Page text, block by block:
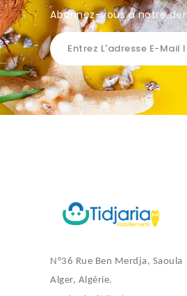
Abonnez-vous à notre
N°36 Rue Ben Merdja, Saoula
Alger, Algérie.